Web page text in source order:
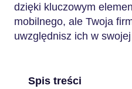
dzięki kluczowym
mobilnego, ale Twoja
uwzględnisz ich w
Spis treści